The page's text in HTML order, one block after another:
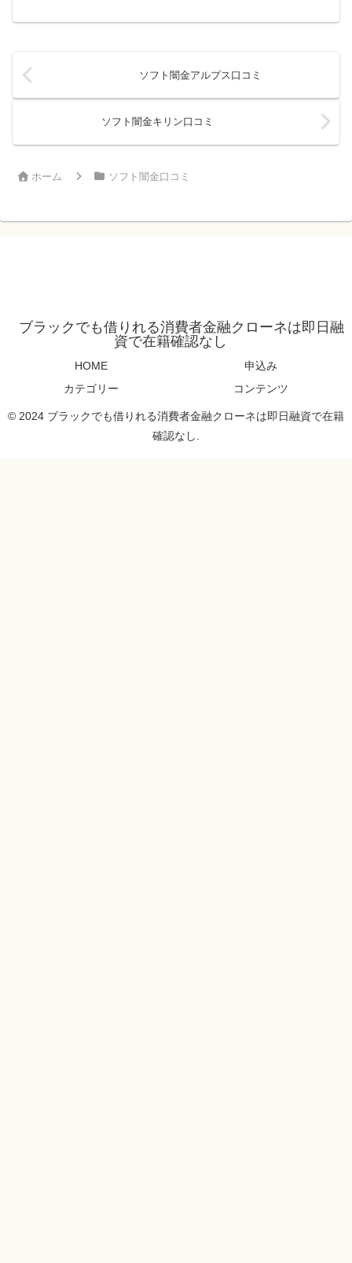
闇金スターズの実態と危険性について、
詳しく解説していきます。
ソフト闇金アルプス口コミ
ソフト闇金キリン口コミ
ホーム ソフト闇金口コミ
ブラックでも借りれる消費者金融クローネは即日融
資で在籍確認なし
HOME
申込み
カテゴリー
コンテンツ
© 2024 ブラックでも借りれる消費者金融クローネは即日融資で在籍
確認なし.